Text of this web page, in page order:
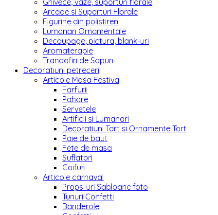
Ghivece, vaze, suporturi florale
Arcade si Suporturi Florale
Figurine din polistiren
Lumanari Ornamentale
Decoupage, pictura, blank-uri
Aromaterapie
Trandafiri de Sapun
Decoratiuni petreceri
Articole Masa Festiva
Farfurii
Pahare
Servetele
Artificii si Lumanari
Decoratiuni Tort si Ornamente Tort
Paie de baut
Fete de masa
Suflatori
Coifuri
Articole carnaval
Props-uri Sabloane foto
Tunuri Confetti
Banderole